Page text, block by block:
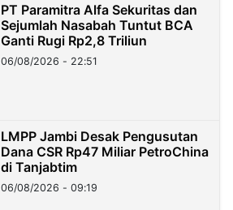
PT Paramitra Alfa Sekuritas dan
Sejumlah Nasabah Tuntut BCA
Ganti Rugi Rp2,8 Triliun
06/08/2026 - 22:51
LMPP Jambi Desak Pengusutan
Dana CSR Rp47 Miliar PetroChina
di Tanjabtim
06/08/2026 - 09:19